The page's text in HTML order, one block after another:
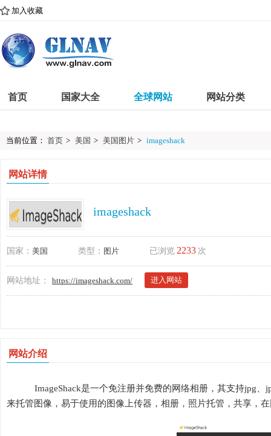
加入收藏
首页 国家大全 全球网站 网站分类
当前位置： 首页 > 美国 > 美国图片 > imageshack
网站详情
imageshack
国家： 美国 类型： 图片 已浏览 2233 次
网站地址： https://imageshack.com/ 进入网站
网站介绍
ImageShack是一个免注册并免费的网络相册，其支持jpg
来托管图像，易于使用的图像上传器，相册，照片托管，共享，